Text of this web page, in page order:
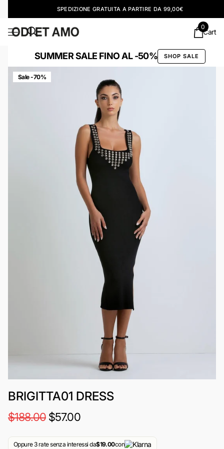
SPEDIZIONE GRATUITA A PARTIRE DA 99,00€
Cart
0
SUMMER SALE FINO AL -50% SHOP SALE
Sale -70%
BRIGITTA01 DRESS
$188.00$57.00
Oppure 3 rate senza interessi da$19.00con